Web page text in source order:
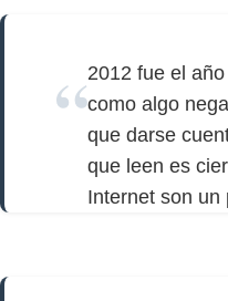
2012 fue el
como algo
que darse
que leen es
Internet son un